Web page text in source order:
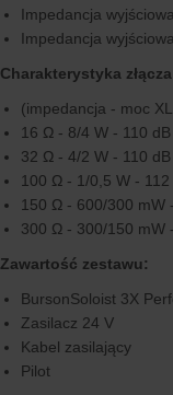
Impedancja
Impedancja
Charakterystyka
(impedancja - moc
16 Ω - 8/4 W - 110
32 Ω - 4/2 W - 110
100 Ω - 1/0,5 W -
150 Ω - 600/300 mW
300 Ω - 300/150 mW
Zawartość zestawu:
BursonSoloist 3X
Zasilacz 24 V
Kabel zasilający
Pilot